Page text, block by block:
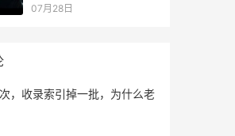
07月28日
，收录索引掉一批，为什么老